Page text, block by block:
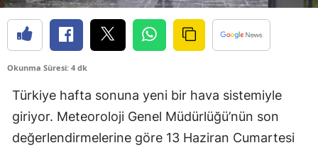
Okunma Süresi: 4 dk
Türkiye hafta sonuna yeni bir hava sistemiyle
giriyor. Meteoroloji Genel Müdürlüğü’nün son
değerlendirmelerine göre 13 Haziran Cumartesi